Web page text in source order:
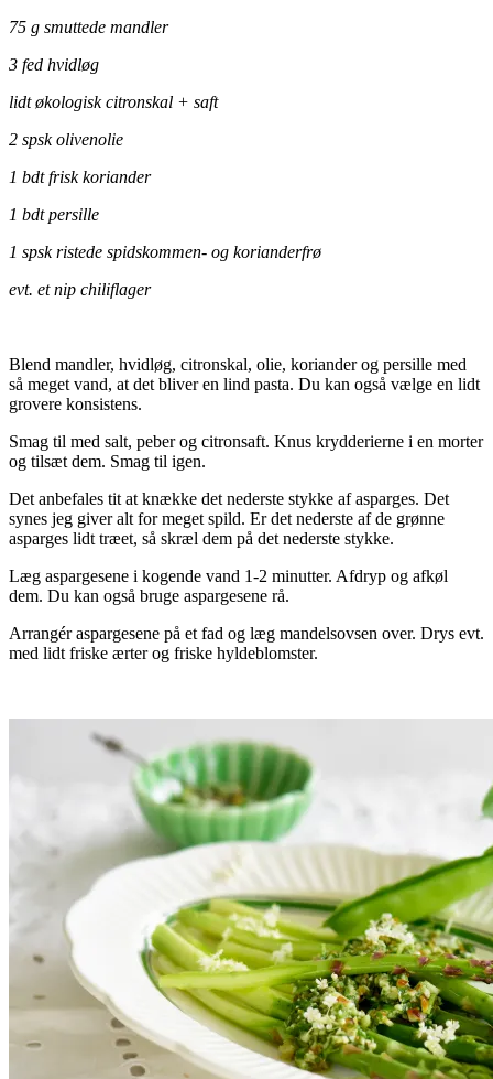
75 g smuttede mandler
3 fed hvidløg
lidt økologisk citronskal + saft
2 spsk olivenolie
1 bdt frisk koriander
1 bdt persille
1 spsk ristede spidskommen- og korianderfrø
evt. et nip chiliflager
Blend mandler, hvidløg, citronskal, olie, koriander og persille med
så meget vand, at det bliver en lind pasta. Du kan også vælge en lidt
grovere konsistens.
Smag til med salt, peber og citronsaft. Knus krydderierne i en morter
og tilsæt dem. Smag til igen.
Det anbefales tit at knække det nederste stykke af asparges. Det
synes jeg giver alt for meget spild. Er det nederste af de grønne
asparges lidt træet, så skræl dem på det nederste stykke.
Læg aspargesene i kogende vand 1-2 minutter. Afdryp og afkøl
dem. Du kan også bruge aspargesene rå.
Arrangér aspargesene på et fad og læg mandelsovsen over. Drys evt.
med lidt friske ærter og friske hyldeblomster.